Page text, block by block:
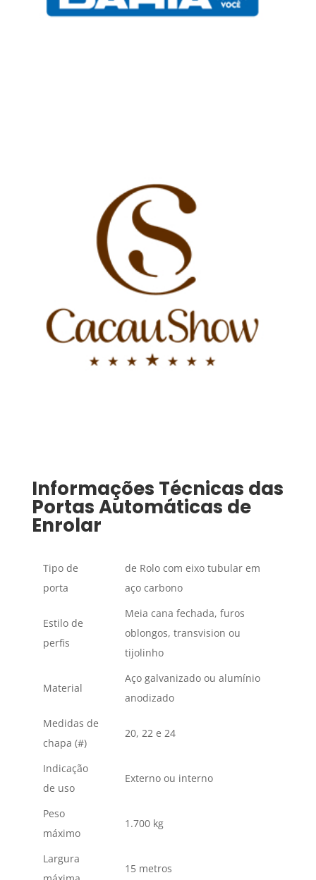
Informações Técnicas das
Portas Automáticas de
Enrolar
Tipo de
porta
de Rolo com eixo tubular em
aço carbono
Estilo de
perfis
Meia cana fechada, furos
oblongos, transvision ou
tijolinho
Material
Aço galvanizado ou alumínio
anodizado
Medidas de
chapa (#)
20, 22 e 24
Indicação
de uso
Externo ou interno
Peso
máximo
1.700 kg
Largura
15 metros